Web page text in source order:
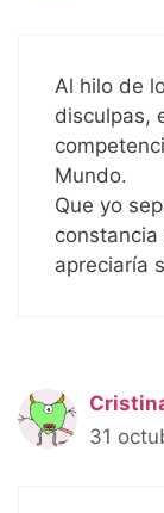
Al hilo de
disculpas,
Mundo.
Que yo
apreciaría
31